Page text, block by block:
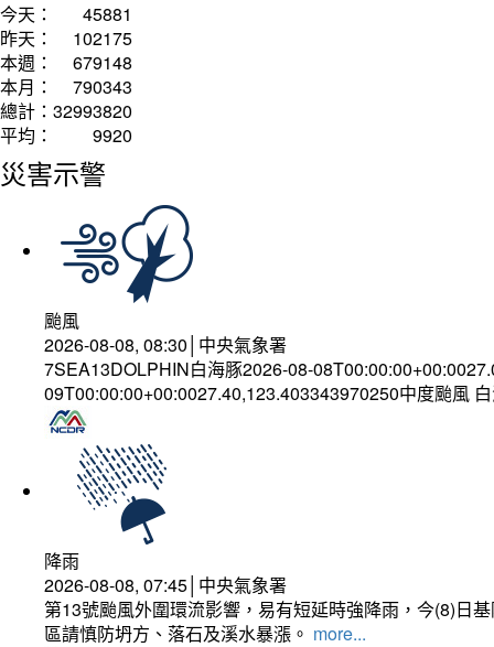
今天：
45881
昨天：
102175
本週：
679148
本月：
790343
總計： 32993820
平均：
9920
災害示警
颱風
2026-08-08, 08:30│中央氣象署
7SEA13DOLPHIN白海豚2026-08-
09T00:00:00+00:0027.40,123.403343970250中度颱風
降雨
2026-08-08, 07:45│中央氣象署
第13號颱風外圍環流影響，易有短延時強降雨，今(8)日
區請慎防坍方、落石及溪水暴漲。 more...